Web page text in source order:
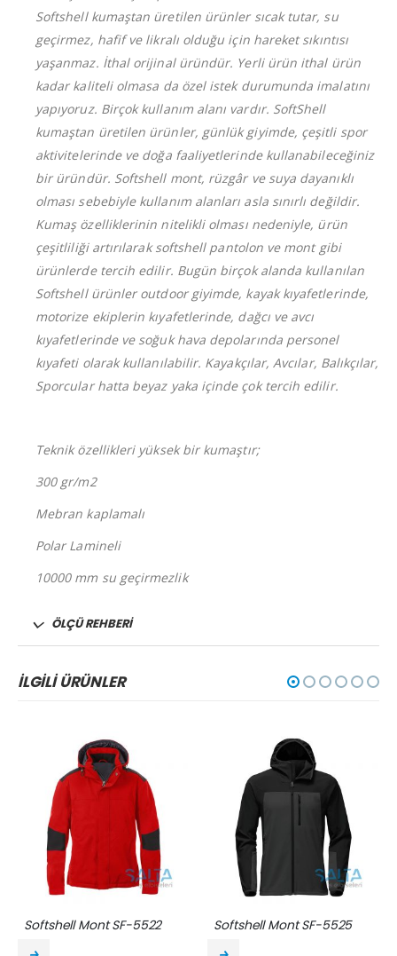
Softshell kumaştan üretilen ürünler sıcak tutar, su
geçirmez, hafif ve likralı olduğu için hareket sıkıntısı
yaşanmaz. İthal orijinal üründür. Yerli ürün ithal ürün
kadar kaliteli olmasa da özel istek durumunda imalatını
yapıyoruz. Birçok kullanım alanı vardır. SoftShell
kumaştan üretilen ürünler, günlük giyimde, çeşitli spor
aktivitelerinde ve doğa faaliyetlerinde kullanabileceğiniz
bir üründür. Softshell mont, rüzgâr ve suya dayanıklı
olması sebebiyle kullanım alanları asla sınırlı değildir.
Kumaş özelliklerinin nitelikli olması nedeniyle, ürün
çeşitliliği artırılarak softshell pantolon ve mont gibi
ürünlerde tercih edilir. Bugün birçok alanda kullanılan
Softshell ürünler outdoor giyimde, kayak kıyafetlerinde,
motorize ekiplerin kıyafetlerinde, dağcı ve avcı
kıyafetlerinde ve soğuk hava depolarında personel
kıyafeti olarak kullanılabilir. Kayakçılar, Avcılar, Balıkçılar,
Sporcular hatta beyaz yaka içinde çok tercih edilir.
Teknik özellikleri yüksek bir kumaştır;
300 gr/m2
Mebran kaplamalı
Polar Lamineli
10000 mm su geçirmezlik
ÖLÇÜ REHBERİ
İLGILI ÜRÜNLER
Softshell Mont SF-5522 Softshell Mont SF-5525